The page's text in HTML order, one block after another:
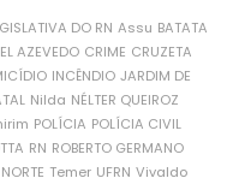
DO RN Assu BATATA
AZEVEDO CRIME CRUZETA
INCÊNDIO JARDIM DE
Nilda NÉLTER QUEIROZ
POLÍCIA POLÍCIA CIVIL
RN ROBERTO GERMANO
Temer UFRN Vivaldo